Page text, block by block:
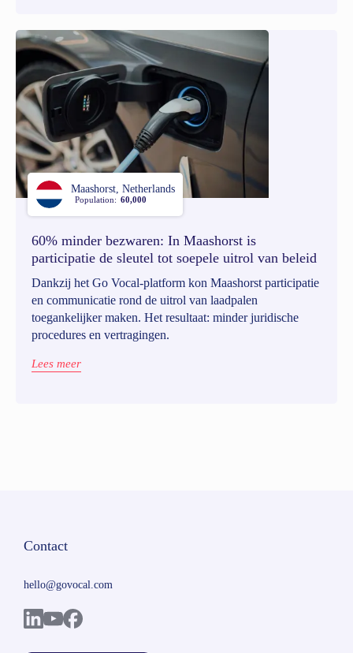
Maashorst, Netherlands
Population: 60,000
60% minder bezwaren: In Maashorst is
participatie de sleutel tot soepele uitrol van beleid
Dankzij het Go Vocal-platform kon Maashorst participatie
en communicatie rond de uitrol van laadpalen
toegankelijker maken. Het resultaat: minder juridische
procedures en vertragingen.
Lees meer
Contact
hello@govocal.com